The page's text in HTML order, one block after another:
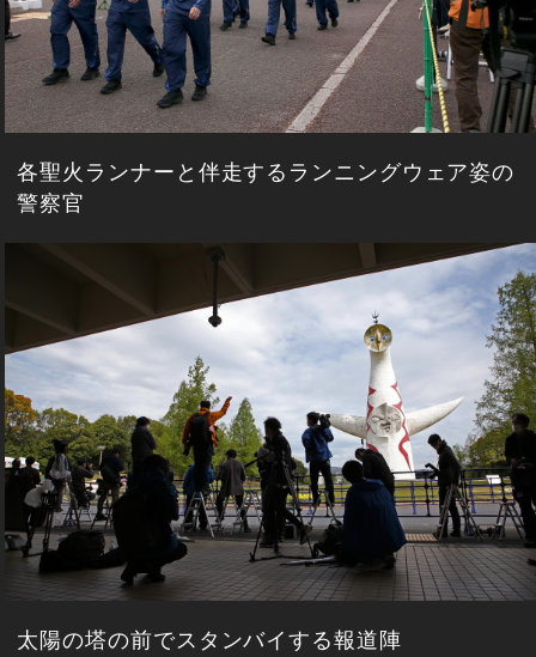
各聖火ランナーと伴走するランニングウェア姿の
警察官
太陽の塔の前でスタンバイする報道陣